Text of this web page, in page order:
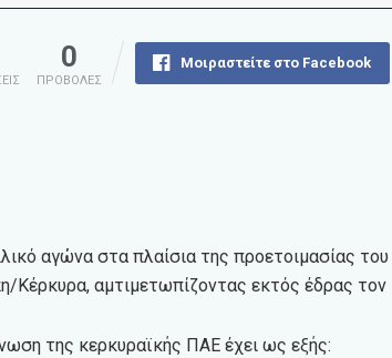
0
ΠΡΟΒΟΛΕΣ
Μοιραστείτε στο Facebook
αγώνα στα πλαίσια της προετοιμασίας
Κέρκυρα, αμτιμετωπίζοντας εκτός έδρας τον
της κερκυραϊκής ΠΑΕ έχει ως εξής: